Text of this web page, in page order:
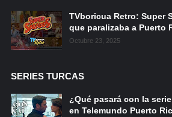
TVboricua Retro: Super
que paralizaba a Puerto
Octubre 23, 2025
SERIES TURCAS
¿Qué pasará con la
en Telemundo Puerto